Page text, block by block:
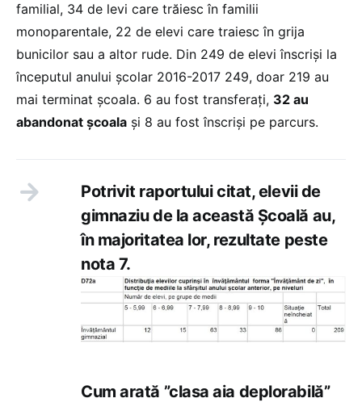
familial, 34 de levi care trăiesc în familii
monoparentale, 22 de elevi care traiesc în grija
bunicilor sau a altor rude. Din 249 de elevi înscriși la
începutul anului școlar 2016-2017 249, doar 219 au
mai terminat școala. 6 au fost transferați, 32 au
abandonat școala și 8 au fost înscriși pe parcurs.
Potrivit raportului citat, elevii de
gimnaziu de la această Școală au,
în majoritatea lor, rezultate peste
nota 7.
Cum arată ”clasa aia deplorabilă”